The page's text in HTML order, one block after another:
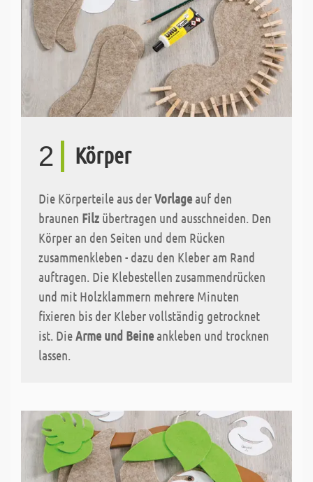
2 Körper
Die Körperteile aus derVorlageauf den
braunen Filz übertragen und ausschneiden. Den
Körper an den Seiten und dem Rücken
zusammenkleben - dazu den Kleber am Rand
auftragen. Die Klebestellen zusammendrücken
und mit Holzklammern mehrere Minuten
fixieren bis der Kleber vollständig getrocknet
ist. DieArme und Beineankleben und trocknen
lassen.